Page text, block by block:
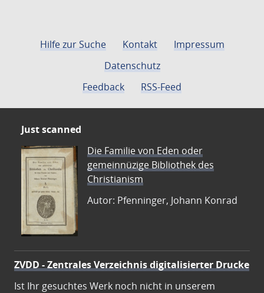
Hilfe zur Suche Kontakt
Impressum
Datenschutz
Feedback
RSS-Feed
Just scanned
Die Familie von Eden oder
gemeinnüzige Bibliothek des
Christianism
Autor: Pfenninger, Johann Konrad
ZVDD - Zentrales Verzeichnis digitalisierter Drucke
Ist Ihr gesuchtes Werk noch nicht in unserem